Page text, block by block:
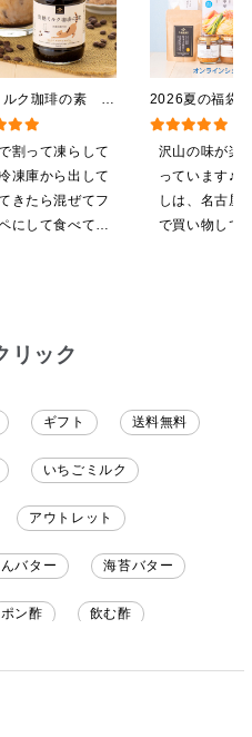
2026夏の福袋
料】【オンライ
【ポイントキ
施中】【のし
グ・化粧箱詰
沢山の味が楽
っています♪
しは、名古屋
で買い物して
ルク珈琲の素
ドリンクベース／
イプ）
割って凍らして
凍庫から出して
きたら混ぜてフ
にして食べてい
リック
ギフト 送料無料
いちごミルク
アウトレット
バター 海苔バター
ポン酢 飲む酢